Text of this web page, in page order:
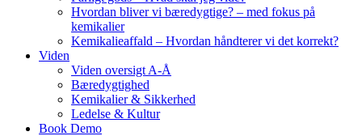
Hvordan bliver vi bæredygtige? – med fokus på
kemikalier
Kemikalieaffald – Hvordan håndterer vi det korrekt?
Viden
Viden oversigt A-Å
Bæredygtighed
Kemikalier & Sikkerhed
Ledelse & Kultur
Book Demo